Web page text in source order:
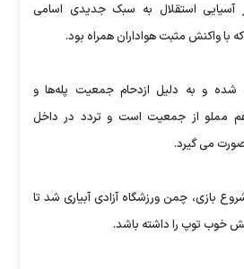
آسیایی استقلال به سبک جدیدی اسامی
که با واکنش مثبت هواداران همراه بود.
شده و به دلیل ازدحام جمعیت پله‌ها و
هم مملو از جمعیت است و تردد در داخل
می گیرد.
بازی، چمن ورزشگاه آزادی آبیاری شد تا
خوب توپ را داشته باشد.